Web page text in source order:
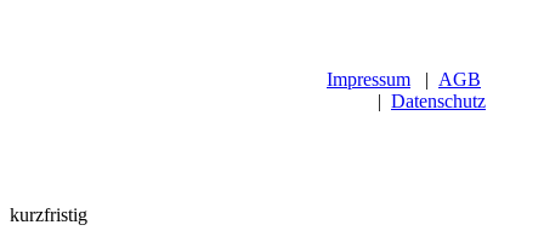
Impressum | AGB
| Datenschutz
kurzfristig